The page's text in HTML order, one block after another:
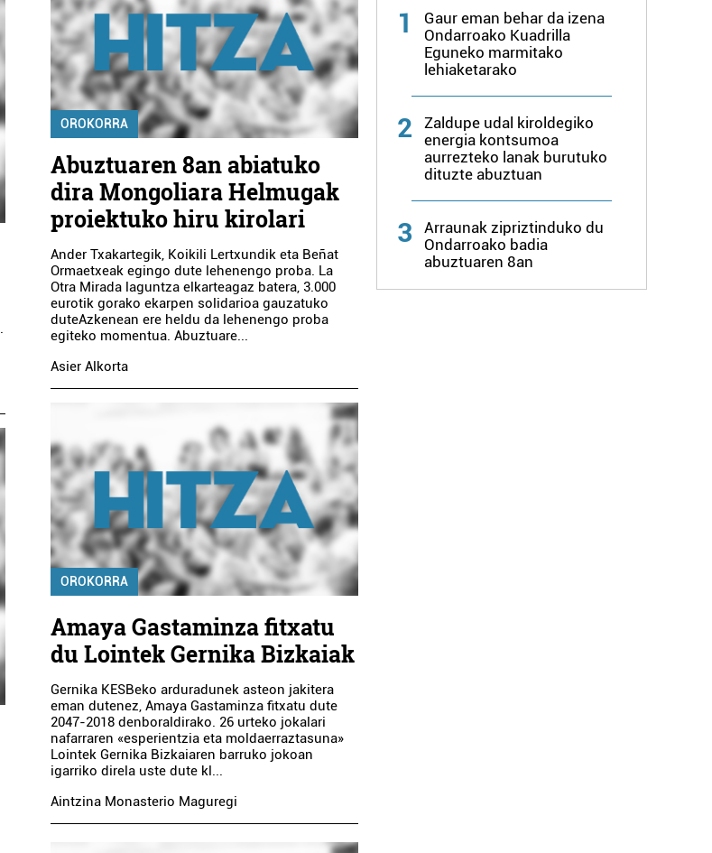
OROKORRA
Abuztuaren 8an abiatuko
dira Mongoliara Helmugak
proiektuko hiru kirolari
Ander Txakartegik, Koikili Lertxundik eta Beñat
Ormaetxeak egingo dute lehenengo proba. La
Otra Mirada laguntza elkarteagaz batera, 3.000
eurotik gorako ekarpen solidarioa gauzatuko
duteAzkenean ere heldu da lehenengo proba
egiteko momentua. Abuztuare...
Asier Alkorta
OROKORRA
Amaya Gastaminza fitxatu
du Lointek Gernika Bizkaiak
Gernika KESBeko arduradunek asteon jakitera
eman dutenez, Amaya Gastaminza fitxatu dute
2047-2018 denboraldirako. 26 urteko jokalari
nafarraren «esperientzia eta moldaerraztasuna»
Lointek Gernika Bizkaiaren barruko jokoan
igarriko direla uste dute kl...
Aintzina Monasterio Maguregi
1
Gaur eman behar da izena
Ondarroako Kuadrilla
Eguneko marmitako
lehiaketarako
2
Zaldupe udal kiroldegiko
energia kontsumoa
aurrezteko lanak burutuko
dituzte abuztuan
3
Arraunak zipriztinduko du
Ondarroako badia
abuztuaren 8an